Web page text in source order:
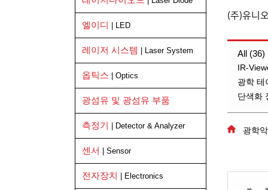
엘이디 | LED
레이저 시스템 | Laser System
옵틱스 | Optics
광섬유 및 광섬유 부품
측정기 | Detector & Analyzer
센서 | Sensor
전자장치 | Electronics
(주)유니
All (36)
IR-
광학 테
단색화
광학